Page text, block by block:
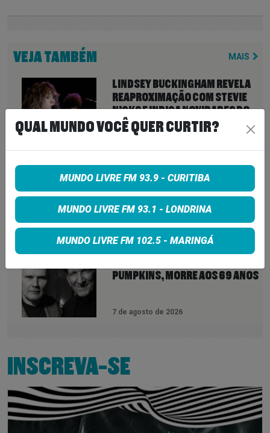
VEJA TAMBÉM MAIS
LINDSEY BUCKINGHAM REVELA
REAPROXIMAÇÃO COM STEVIE
NICKS E INDICA NOVIDADES DO
FLEETWOOD MAC PARA 2027
NEIL YOUNG ANUNCIA ÁLBUM
‘SECOND SONG’ E LANÇA FAIXA
DE 11 MINUTOS QUE ANTECIPA
NOVA FASE COM OS CHROME
PUMPKINS, MORRE AOS 69 ANOS
7 de agosto de 2026
INSCREVA-SE
QUAL MUNDO VOCÊ QUER CURTIR?
MUNDO LIVRE FM 93.9 - CURITIBA
MUNDO LIVRE FM 93.1 - LONDRINA
MUNDO LIVRE FM 102.5 - MARINGÁ